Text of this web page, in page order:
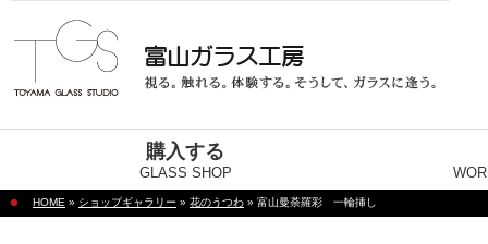
購入する
GLASS SHOP
HOME » ショップギャラリー » 花のうつわ » 富山曼荼羅彩 一輪挿し